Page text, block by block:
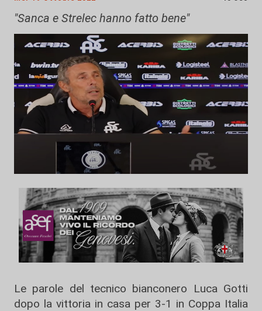
"Sanca e Strelec hanno fatto bene"
Le parole del tecnico bianconero Luca Gotti
dopo la vittoria in casa per 3-1 in Coppa Italia